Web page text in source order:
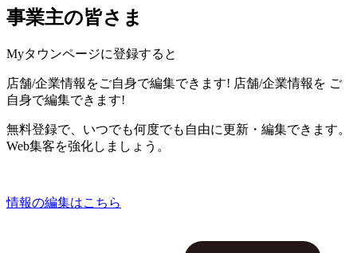
事業主の皆さま
Myタウンページに登録すると
店舗/企業情報をご自身で編集できます! 店舗/企業情報を ご
自身で編集できます!
無料登録で、いつでも何度でも自由に更新・編集できます。
Web集客を強化しましょう。
情報の編集はこちら